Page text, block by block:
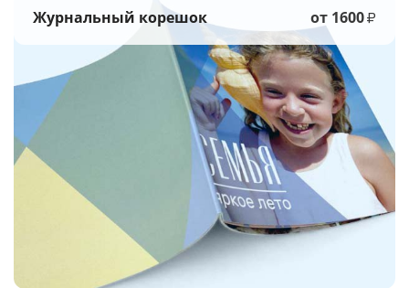
Журнальный корешок от 1600₽